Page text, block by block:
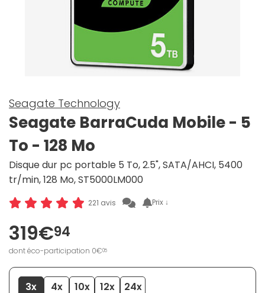
Seagate Technology
Seagate BarraCuda Mobile - 5
To - 128 Mo
Disque dur pc portable 5 To, 2.5", SATA/AHCI, 5400
tr/min, 128 Mo, ST5000LM000
221 avis Prix ↓
319€94
dont éco-participation 0€05
3x 4x 10x 12x
24x